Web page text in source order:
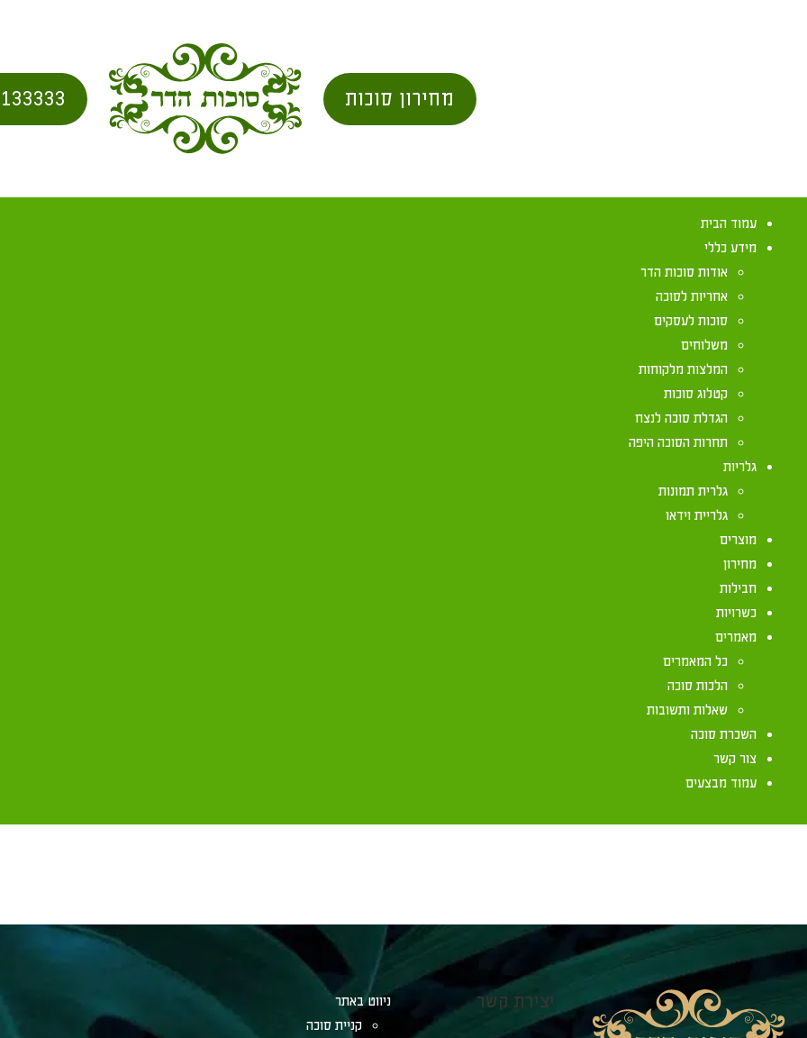
מחירון סוכות
עמוד הבית
מידע כללי
אודות סוכות הדר
אחריות לסוכה
סוכות לעסקים
משלוחים
המלצות מלקוחות
קטלוג סוכות
הגדלת סוכה לנצח
תחרות הסוכה היפה
גלריות
גלרית תמונות
גלריית וידאו
מוצרים
מחירון
חבילות
כשרויות
מאמרים
כל המאמרים
הלכות סוכה
שאלות ותשובות
השכרת סוכה
צור קשר
עמוד מבצעים
ישיבה בסוכה בחג השני של
סוכות
יום שמיני עצרת מצד אחד הוא חג בפני עצמו, אך מאידך קשור קשר הדוק לחג הסוכות. בהיות שמצוות הסוכה נוהגת שבעה
(כשלושים ושלושה ס"מ, ויש אומרים שהם כשלושים ותשעה ס"מ) על ארבעה טפחים, כך שנעשה היכר שהוא שוהה בזוכה
שלא לשם מצוות הסוכה, ואז רשאי לאכול ולישון בסוכה גם ביום שמיני עצרת.
יצירת קשר
ניווט באתר
קניית סוכה